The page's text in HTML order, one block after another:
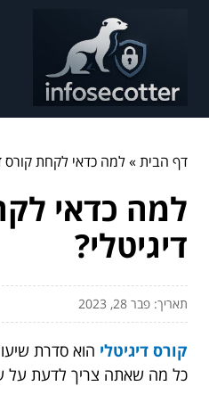
דף הבית»למה כדאי לקחת קורס
למה כדאי
דיגיטלי?
תאריך: פבר 28, 2023
קורס דיגיטלי הוא סדרת
כל מה שאתה צריך לדעת על